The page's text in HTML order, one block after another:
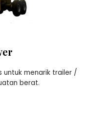
untuk menarik trailer /
berat.